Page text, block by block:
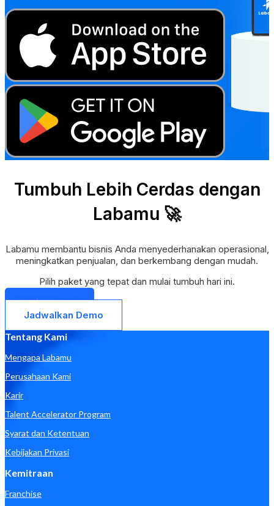
Tumbuh Lebih Cerdas dengan
Labamu 🚀
Labamu membantu bisnis Anda menyederhanakan operasional,
meningkatkan penjualan, dan berkembang dengan mudah.
Pilih paket yang tepat dan mulai tumbuh hari ini.
Mulai Sekarang
Jadwalkan Demo
Tentang Kami
Mengapa Labamu
Perusahaan Kami
Karir
Talent Accelerator Program
Syarat dan Ketentuan
Kebijakan Privasi
Kemitraan
Franchise